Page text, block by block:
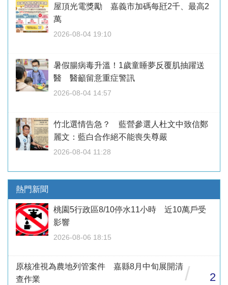
屋頂光電獎勵 嘉義市加碼每瓩2千、最高2
萬
2026-08-04 19:10
暑假腸病毒升溫！1歲童睡夢反覆肌抽躍送
醫 醫籲留意重症警訊
2026-08-04 14:57
竹北選情告急？ 藍營參選人杜文中致信鄭
麗文：藍白合作絕不能喪失尊嚴
2026-08-04 11:28
熱門新聞
桃園5行政區8/10停水11小時 近10萬戶受
影響
2026-08-06 18:15
原核准視為農地列管案件 嘉縣8月中旬展開清
查作業
/ 2